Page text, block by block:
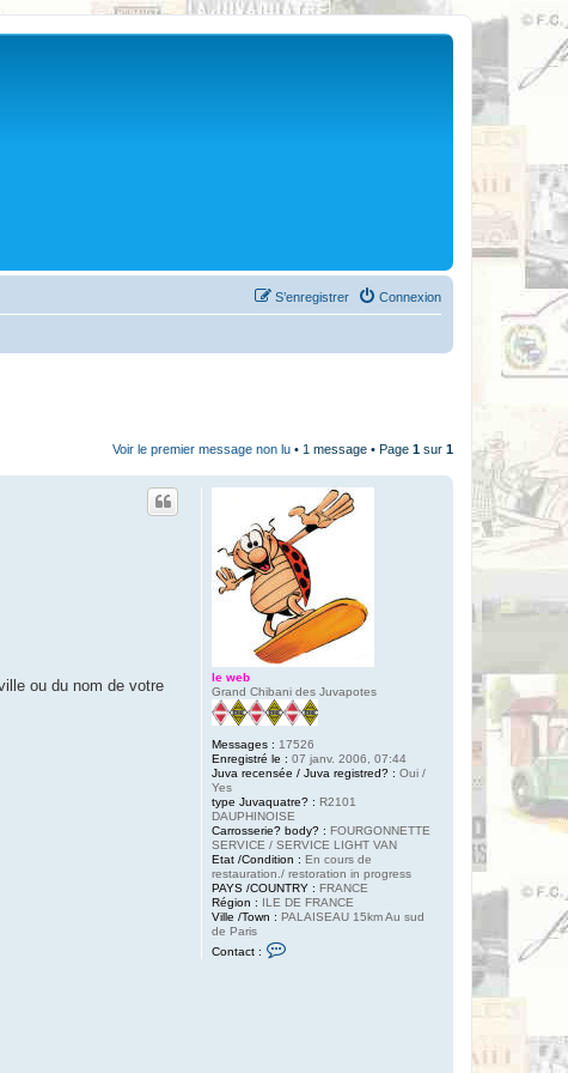
Connexion
S’enregistrer
Voir le premier message non lu • 1 message • Page 1 sur 1
le web
Grand Chibani des Juvapotes
Messages : 17526
Enregistré le : 07 janv. 2006, 07:44
Juva recensée / Juva registred? : Oui /
Yes
type Juvaquatre? : R2101
DAUPHINOISE
Carrosserie? body? : FOURGONNETTE
SERVICE / SERVICE LIGHT VAN
Etat /Condition : En cours de
restauration./ restoration in progress
PAYS /COUNTRY : FRANCE
Région : ILE DE FRANCE
Ville /Town : PALAISEAU 15km Au sud
de Paris
Contact :
ou du nom de votre